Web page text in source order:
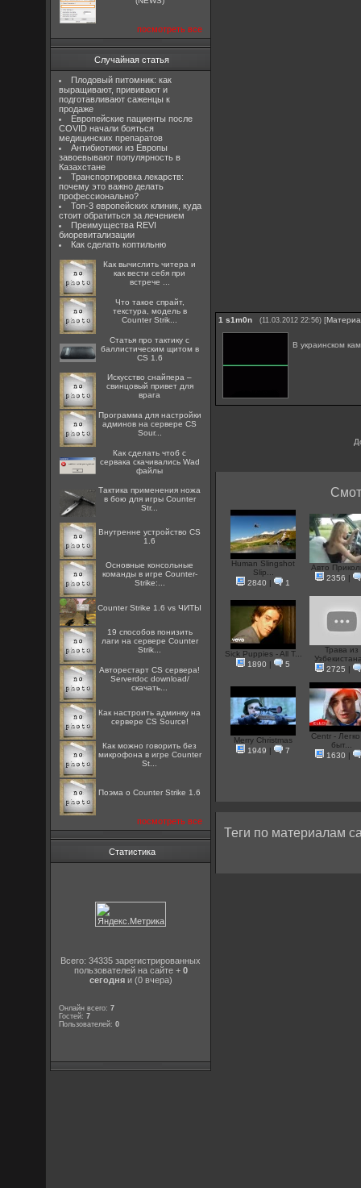
посмотреть все
Случайная статья
Плодовый питомник: как
выращивают, прививают и
подготавливают саженцы к
продаже
Европейские пациенты после
COVID начали бояться
медицинских препаратов
Антибиотики из Европы
завоевывают популярность в
Казахстане
Транспортировка лекарств:
почему это важно делать
профессионально?
Топ-3 европейских клиник, куда
стоит обратиться за лечением
Преимущества REVI
биоревитализации
Как сделать коптильню
Как вычислить читера и
как вести себя при
встрече ...
Что такое спрайт,
текстура, модель в
Counter Strik...
Статья про тактику с
баллистическим щитом в
CS 1.6
Искусство снайпера –
свинцовый привет для
врага
Программа для настройки
админов на сервере CS
Sour...
Как сделать чтоб с
сервака скачивались Wad
файлы
Тактика применения ножа
в бою для игры Counter
Str...
Внутренне устройство CS
1.6
Основные консольные
команды в игре Counter-
Strike:...
Counter Strike 1.6 vs ЧИТЫ
19 способов понизить
лаги на сервере Counter
Strik...
Авторестарт CS сервера!
Serverdoc download/
скачать...
Как настроить админку на
сервере CS Source!
Как можно говорить без
микрофона в игре Counter
St...
Поэма о Counter Strike 1.6
посмотреть все
Статистика
Всего: 34335 зарегистрированных
пользователей на сайте + 0
сегодняи (0 вчера)
Онлайн всего:7
Гостей:7
Пользователей:0
1 s1m0n (11.03.2012 22:56) [
В украинском
Human Slingshot
Slip...
2840 | 1
Авто
2356 |
Sick Puppies - All T...
1890 | 5
Трава из
2725 |
Merry Christmas
1949 | 7
Centr -
быт...
1630 |
Теги по материалам